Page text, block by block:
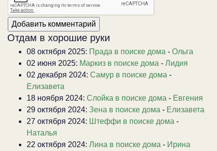
Отдам в хорошие руки
08 октября 2025: Прада в поиске дома - Ольга
02 июня 2025: Маркиз в поиске дома - Лидия
02 декабря 2024: Самур в поиске дома -
Елизавета
18 ноября 2024: Слойка в поиске дома - Евгения
29 октября 2024: Зена в поиске дома - Елизавета
27 октября 2024: Штеффи в поиске дома -
Наталья
22 октября 2024: Лина в поиске дома - Ирина